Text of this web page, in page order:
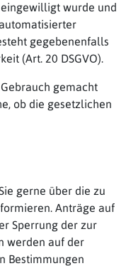
wurde und
gegebenenfalls
(Art. 20 DSGVO).
gemacht
ob die gesetzlichen
gerne über die zu
Anträge auf
Sperrung der zur
werden auf der
Bestimmungen